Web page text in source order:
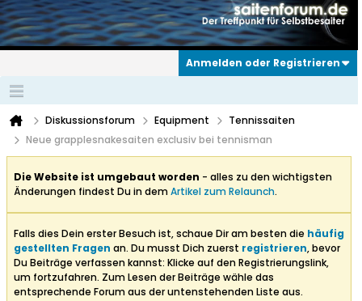
Anmelden oder Registrieren
Diskussionsforum Equipment
Tennissaiten
Neue grapplesnakesaiten exclusiv bei tennisman
Die Website ist umgebaut worden - alles zu den wichtigsten
Änderungen findest Du in demArtikel zum Relaunch.
Falls dies Dein erster Besuch ist, schaue Dir am besten die häufig
gestellten Fragen an. Du musst Dich zuerst registrieren, bevor
Du Beiträge verfassen kannst: Klicke auf den Registrierungslink,
um fortzufahren. Zum Lesen der Beiträge wähle das
entsprechende Forum aus der untenstehenden Liste aus.